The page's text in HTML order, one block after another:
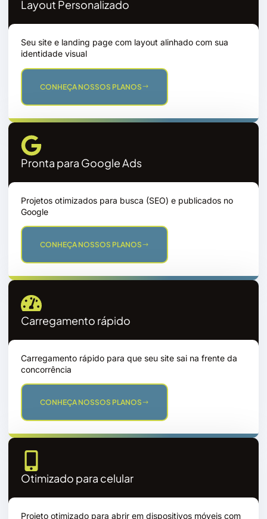
Layout Personalizado
Seu site e landing page com layout alinhado com sua
identidade visual
CONHEÇA NOSSOS PLANOS
Pronta para Google Ads
Projetos otimizados para busca (SEO) e publicados no
Google
CONHEÇA NOSSOS PLANOS
Carregamento rápido
Carregamento rápido para que seu site sai na frente da
concorrência
CONHEÇA NOSSOS PLANOS
Otimizado para celular
Projeto otimizado para abrir em dispositivos móveis com